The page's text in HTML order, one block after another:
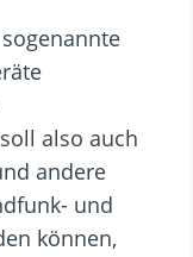
also auch
andere
und
können,